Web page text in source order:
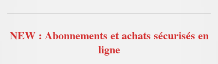
NEW : Abonnements et achats sécurisés en
ligne